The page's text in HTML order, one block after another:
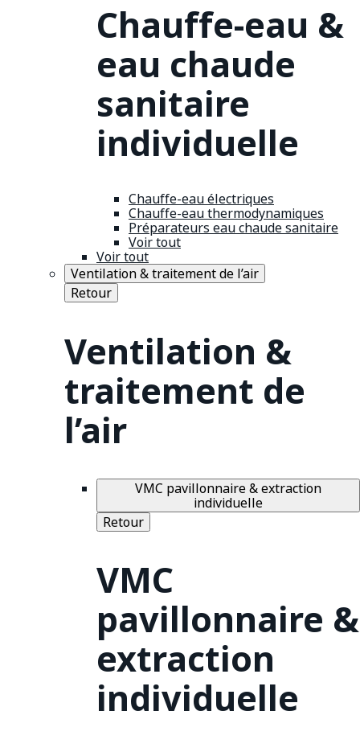
Chauffe-eau &
eau chaude
sanitaire
individuelle
Chauffe-eau électriques
Chauffe-eau thermodynamiques
Préparateurs eau chaude sanitaire
Voir tout
Voir tout
Ventilation & traitement de l’air
Retour
Ventilation &
traitement de
l’air
VMC pavillonnaire & extraction
individuelle
Retour
VMC
pavillonnaire &
extraction
individuelle